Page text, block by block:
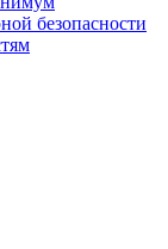
безопасности